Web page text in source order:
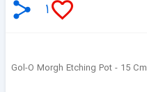
۱
Gol-O Morgh Etching Pot - 15 Cm